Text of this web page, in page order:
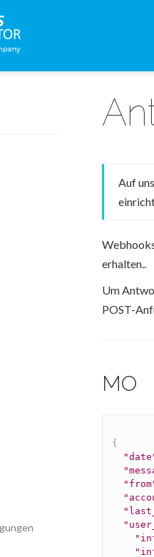
Auf
erhalten..
Um
POST-
MO
{